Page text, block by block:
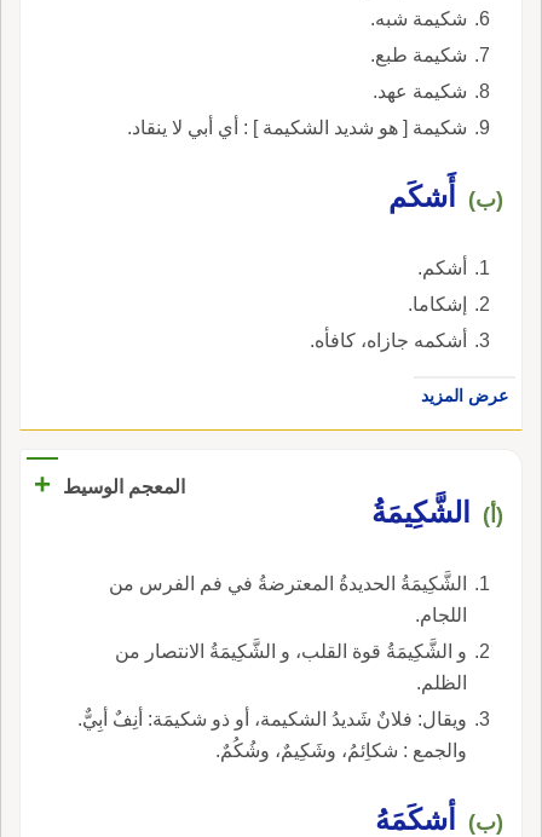
شكيمة شبه.
شكيمة طبع.
شكيمة عهد.
شكيمة [ هو شديد الشكيمة ] : أي أبي لا ينقاد.
(ب) أَشكَم
أشكم.
إشكاما.
أشكمه جازاه، كافأه.
عرض المزيد
المعجم الوسيط +
(أ) الشَّكِيمَةُ
الشَّكِيمَةُ الحديدةُ المعترضةُ في فم الفرس من
اللجام.
و الشَّكِيمَةُ قوة القلب، و الشَّكِيمَةُ الانتصار من
الظلم.
ويقال: فلانٌ شَديدُ الشكيمة، أو ذو شكيمَة: أنِفٌ أبِيٌّ.
والجمع : شكاِئمُ، وشَكِيمٌ، وشُكُمٌ.
(ب) أشكَمَهُ